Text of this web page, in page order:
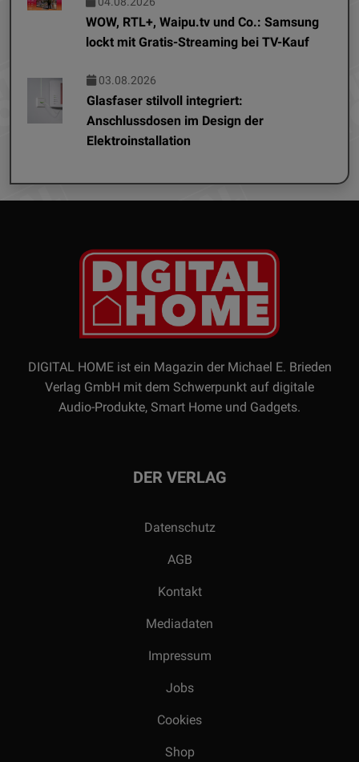
WOW, RTL+, Waipu.tv und Co.: Samsung
lockt mit Gratis-Streaming bei TV-Kauf
03.08.2026
Glasfaser stilvoll integriert:
Anschlussdosen im Design der
Elektroinstallation
DIGITAL HOME ist ein Magazin der Michael E. Brieden
Verlag GmbH mit dem Schwerpunkt auf digitale
Audio-Produkte, Smart Home und Gadgets.
DER VERLAG
Datenschutz
AGB
Kontakt
Mediadaten
Impressum
Jobs
Cookies
Shop